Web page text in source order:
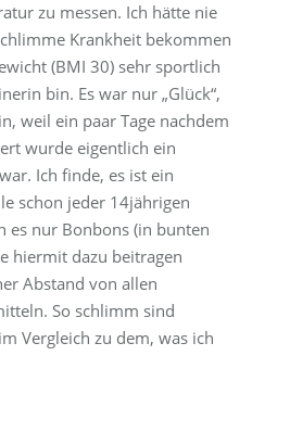
zu messen. Ich hätte nie
Krankheit bekommen
(BMI 30) sehr sportlich
bin. Es war nur „Glück“,
weil ein paar Tage nachdem
wurde eigentlich ein
Ich finde, es ist ein
schon jeder 14jährigen
es nur Bonbons (in bunten
hiermit dazu beitragen
Abstand von allen
So schlimm sind
Vergleich zu dem, was ich